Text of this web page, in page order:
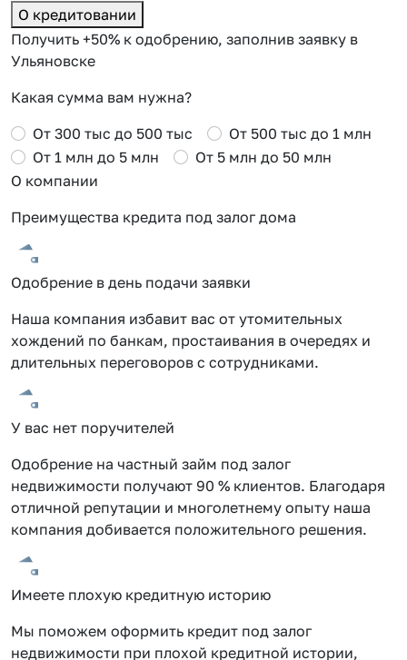
О кредитовании
Получить +50% к одобрению, заполнив заявку в
Ульяновске
Какая сумма вам нужна?
От 300 тыс до 500 тыс
От 500 тыс до 1 млн
От 1 млн до 5 млн
От 5 млн до 50 млн
О компании
Преимущества кредита под залог дома
Одобрение в день подачи заявки
Наша компания избавит вас от утомительных
хождений по банкам, простаивания в очередях и
длительных переговоров с сотрудниками.
У вас нет поручителей
Одобрение на частный займ под залог
недвижимости получают 90 % клиентов. Благодаря
отличной репутации и многолетнему опыту наша
компания добивается положительного решения.
Имеете плохую кредитную историю
Мы поможем оформить кредит под залог
недвижимости при плохой кредитной истории,